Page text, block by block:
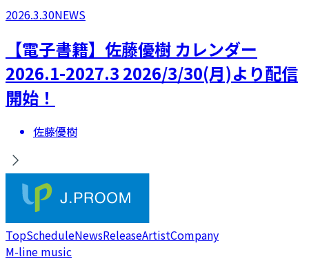
2026.3.30NEWS
【電子書籍】佐藤優樹 カレンダー
2026.1-2027.3 2026/3/30(月)より配信
開始！
佐藤優樹
TopScheduleNewsReleaseArtistCompany
M-line music